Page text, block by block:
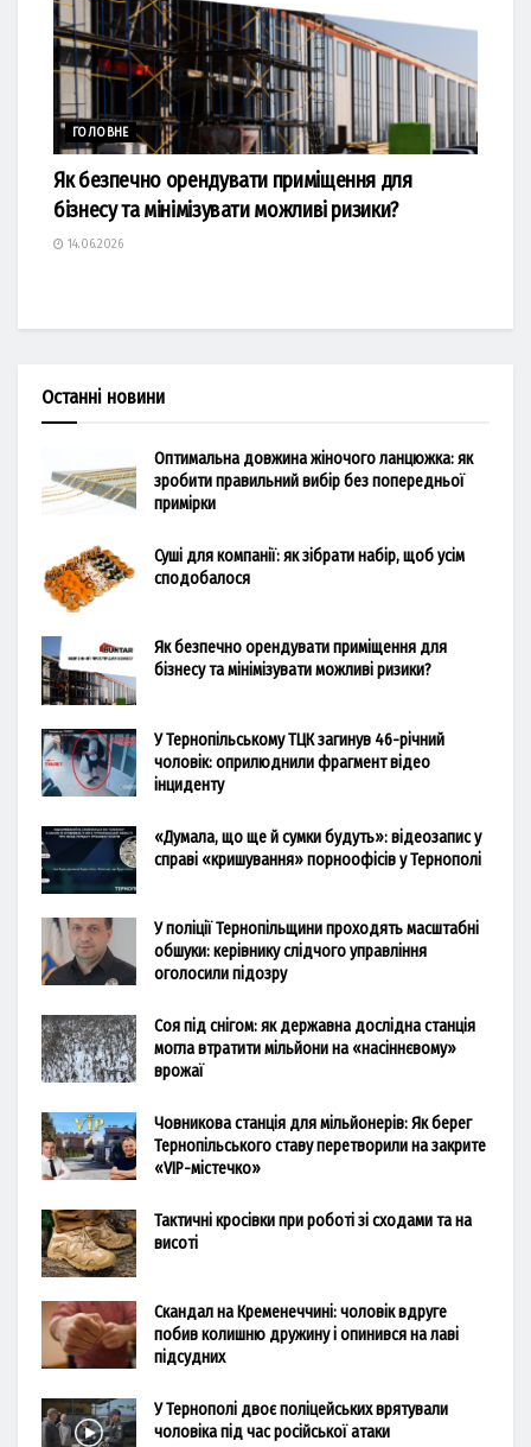
ГОЛОВНЕ
Як безпечно орендувати приміщення для
бізнесу та мінімізувати можливі ризики?
14.06.2026
Останні новини
Оптимальна довжина жіночого ланцюжка: як
зробити правильний вибір без попередньої
примірки
Суші для компанії: як зібрати набір, щоб усім
сподобалося
Як безпечно орендувати приміщення для
бізнесу та мінімізувати можливі ризики?
У Тернопільському ТЦК загинув 46-річний
чоловік: оприлюднили фрагмент відео
інциденту
«Думала, що ще й сумки будуть»: відеозапис у
справі «кришування» порноофісів у Тернополі
У поліції Тернопільщини проходять масштабні
обшуки: керівнику слідчого управління
оголосили підозру
Соя під снігом: як державна дослідна станція
могла втратити мільйони на «насіннєвому»
врожаї
Човникова станція для мільйонерів: Як берег
Тернопільського ставу перетворили на закрите
«VIP-містечко»
Тактичні кросівки при роботі зі сходами та на
висоті
Скандал на Кременеччині: чоловік вдруге
побив колишню дружину і опинився на лаві
підсудних
У Тернополі двоє поліцейських врятували
чоловіка під час російської атаки